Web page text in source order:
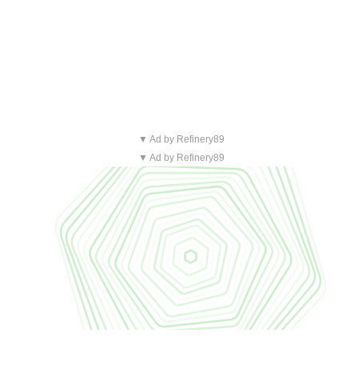
▼ Ad by Refinery89
▼ Ad by Refinery89